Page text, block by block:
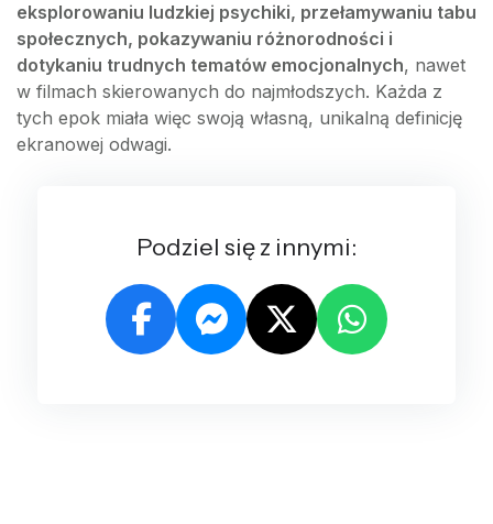
eksplorowaniu ludzkiej psychiki, przełamywaniu tabu
społecznych, pokazywaniu różnorodności i
dotykaniu trudnych tematów emocjonalnych, nawet
w filmach skierowanych do najmłodszych. Każda z
tych epok miała więc swoją własną, unikalną definicję
ekranowej odwagi.
Podziel się z innymi: